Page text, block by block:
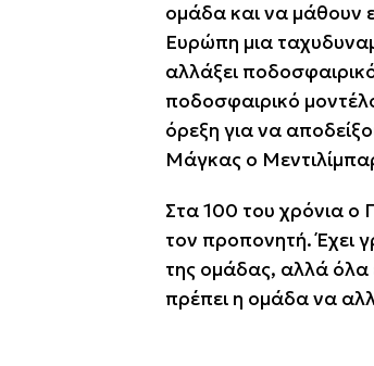
ομάδα και να μάθουν
Ευρώπη μια
αλλάξει
ποδοσφαιρικό
όρεξη για να
Μάγκας ο
Στα 100 του χρόνια ο
τον προπονητή. Έχει
της ομάδας, αλλά όλα
πρέπει η ομάδα να